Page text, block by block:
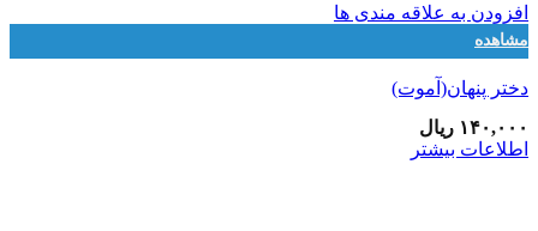
افزودن به علاقه مندی ها
مشاهده
دختر پنهان(آموت)
۱۴۰,۰۰۰ ریال
اطلاعات بیشتر